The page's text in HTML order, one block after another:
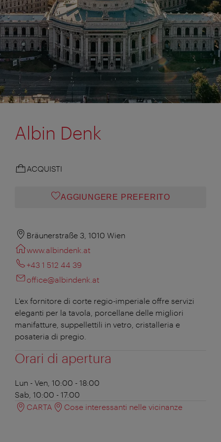
Albin Denk
ACQUISTI
AGGIUNGERE PREFERITO
Bräunerstraße 3, 1010 Wien
www.albindenk.at
+43 1 512 44 39
office@albindenk.at
L'ex fornitore di corte regio-imperiale offre servizi
eleganti per la tavola, porcellane delle migliori
manifatture, suppellettili in vetro, cristalleria e
posateria di pregio.
Orari di apertura
Lun - Ven, 10:00 - 18:00
Sab, 10:00 - 17:00
CARTA
Cose interessanti nelle vicinanze